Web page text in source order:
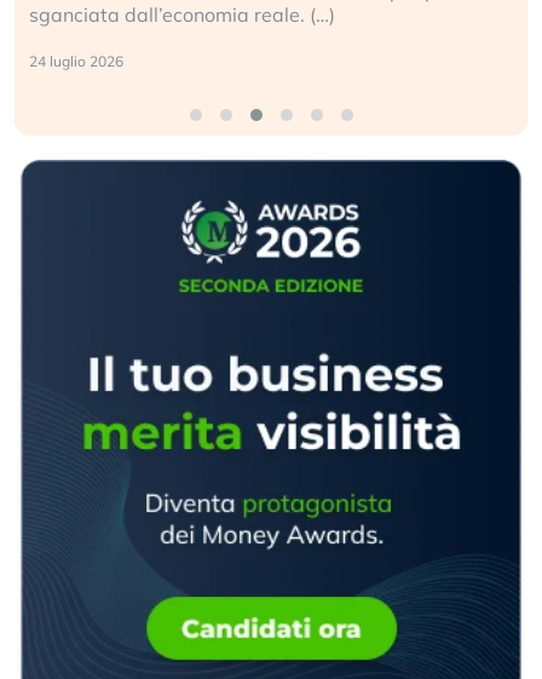
sganciata dall’economia reale. (…)
24 luglio 2026